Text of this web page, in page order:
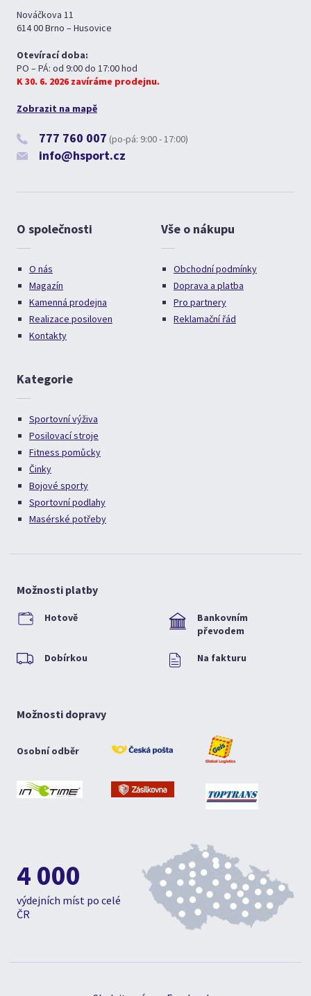
Nováčkova 11
614 00 Brno – Husovice
Otevírací doba:
PO – PÁ: od 9:00 do 17:00 hod
K 30. 6. 2026 zavíráme prodejnu.
Zobrazit na mapě
777 760 007 (po-pá: 9:00 - 17:00)
info@hsport.cz
O společnosti
O nás
Magazín
Kamenná prodejna
Realizace posiloven
Kontakty
Vše o nákupu
Obchodní podmínky
Doprava a platba
Pro partnery
Reklamační řád
Kategorie
Sportovní výživa
Posilovací stroje
Fitness pomůcky
Činky
Bojové sporty
Sportovní podlahy
Masérské potřeby
Možnosti platby
Hotově
Bankovním
převodem
Dobírkou Na fakturu
Možnosti dopravy
Osobní odběr
4 000
výdejních míst po celé
ČR